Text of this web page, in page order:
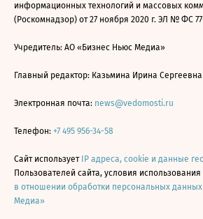
информационных технологий и массовых
(Роскомнадзор) от 27 ноября 2020 г. ЭЛ № ФС
Учредитель: АО «Бизнес Ньюс Медиа»
Главный редактор: Казьмина Ирина Сергеевна
Электронная почта: news@vedomosti.ru
Телефон: +7 495 956-34-58
Сайт использует IP адреса, cookie и данные
Пользователей сайта, условия
в отношении обработки персональных
Медиа»